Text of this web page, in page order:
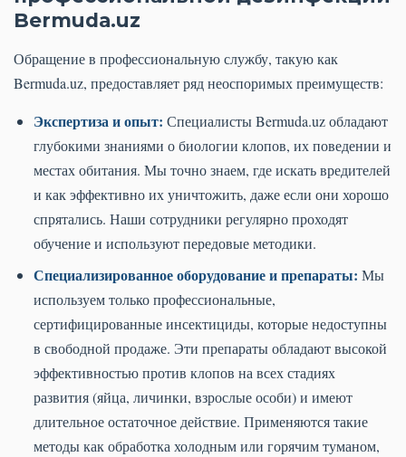
Bermuda.uz
Обращение в профессиональную службу, такую как
Bermuda.uz, предоставляет ряд неоспоримых преимуществ:
Экспертиза и опыт: Специалисты Bermuda.uz обладают
глубокими знаниями о биологии клопов, их поведении и
местах обитания. Мы точно знаем, где искать вредителей
и как эффективно их уничтожить, даже если они хорошо
спрятались. Наши сотрудники регулярно проходят
обучение и используют передовые методики.
Специализированное оборудование и препараты: Мы
используем только профессиональные,
сертифицированные инсектициды, которые недоступны
в свободной продаже. Эти препараты обладают высокой
эффективностью против клопов на всех стадиях
развития (яйца, личинки, взрослые особи) и имеют
длительное остаточное действие. Применяются такие
методы как обработка холодным или горячим туманом,